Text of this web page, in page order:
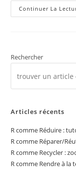
Continuer La
Rechercher
Articles récents
R comme Réduire :
R comme Réparer/
R comme Recycler :
R comme Rendre à la